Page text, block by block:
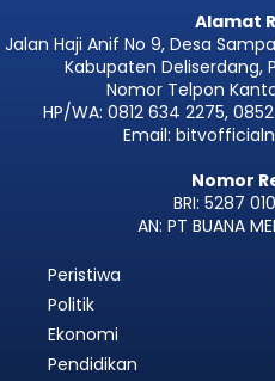
Alamat
Jalan Haji Anif No 9, Desa
Kabupaten Deliserdang,
Nomor Telpon
HP/WA: 0812 634 2275,
Email:
Nomor
BRI: 5287
AN: PT BUANA
Peristiwa
Politik
Ekonomi
Pendidikan